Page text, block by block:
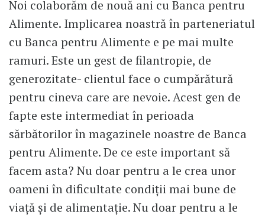
Noi colaborăm de nouă ani cu Banca pentru
Alimente. Implicarea noastră în parteneriatul
cu Banca pentru Alimente e pe mai multe
ramuri. Este un gest de filantropie, de
generozitate- clientul face o cumpărătură
pentru cineva care are nevoie. Acest gen de
fapte este intermediat în perioada
sărbătorilor în magazinele noastre de Banca
pentru Alimente. De ce este important să
facem asta? Nu doar pentru a le crea unor
oameni în dificultate condiții mai bune de
viață și de alimentație. Nu doar pentru a le